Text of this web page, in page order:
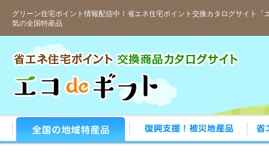
グリーン住宅ポイント情報配信中！省エネ住宅ポイント交換カタログサイト「
気の全国特産品